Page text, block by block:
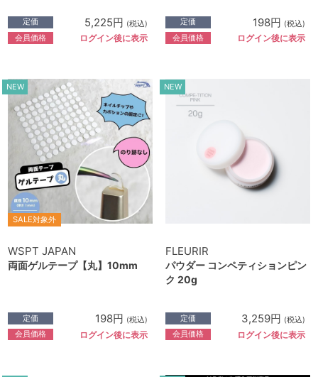
定価 5,225円 (税込)
会員価格 ログイン後に表示
定価 198円 (税込)
会員価格 ログイン後に表示
NEW
SALE対象外
WSPT JAPAN
両面ゲルテープ【丸】10mm
定価 198円 (税込)
会員価格 ログイン後に表示
NEW
FLEURIR
パウダー コンペティションピン
ク 20g
定価 3,259円 (税込)
会員価格 ログイン後に表示